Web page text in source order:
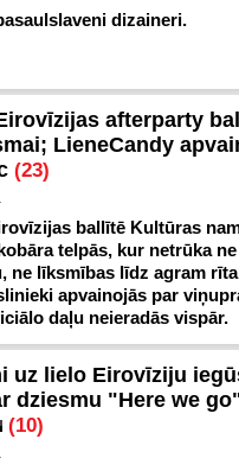
dizaineri.
afterparty
LieneCandy
(23)
ballītē Kultūras
telpās, kur netrūka
ne līksmības līdz agram
apvainojās par
daļu neieradās vispār.
uz lielo Eirovīziju
dziesmu "Here we
(10)